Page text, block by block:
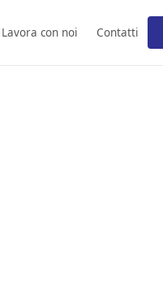
Lavora con noi Contatti